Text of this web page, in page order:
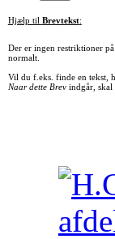
Hjælp til Brevtekst:
Der er ingen restriktioner
normalt.
Vil du f.eks. finde en tekst,
Naar dette Brevindgår, skal